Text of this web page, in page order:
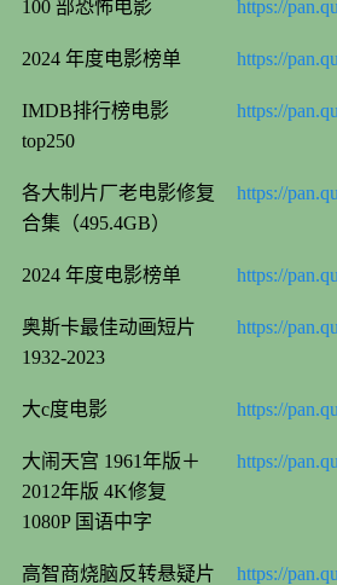
100 部恐怖电影 https://
2024 年度电影榜单 https://
IMDB排行榜电影
top250
https://
各大制片厂老电影修复
合集（495.4GB）
https://
2024 年度电影榜单 https://
奥斯卡最佳动画短片
1932-2023
https://
大c度电影 https://
大闹天宫 1961年版＋
2012年版 4K修复
1080P 国语中字
https://
高智商烧脑反转悬疑片
https://